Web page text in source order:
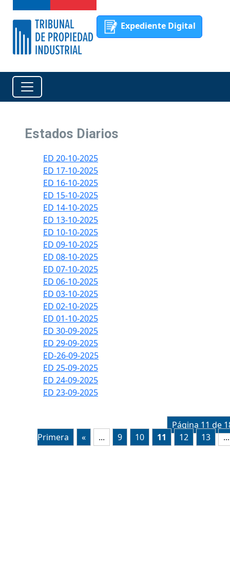
Expediente Digital
Estados Diarios
ED 20-10-2025
ED 17-10-2025
ED 16-10-2025
ED 15-10-2025
ED 14-10-2025
ED 13-10-2025
ED 10-10-2025
ED 09-10-2025
ED 08-10-2025
ED 07-10-2025
ED 06-10-2025
ED 03-10-2025
ED 02-10-2025
ED 01-10-2025
ED 30-09-2025
ED 29-09-2025
ED-26-09-2025
ED 25-09-2025
ED 24-09-2025
ED 23-09-2025
Página 11 de
Primera
« ... 9 10 11 12 13 ...